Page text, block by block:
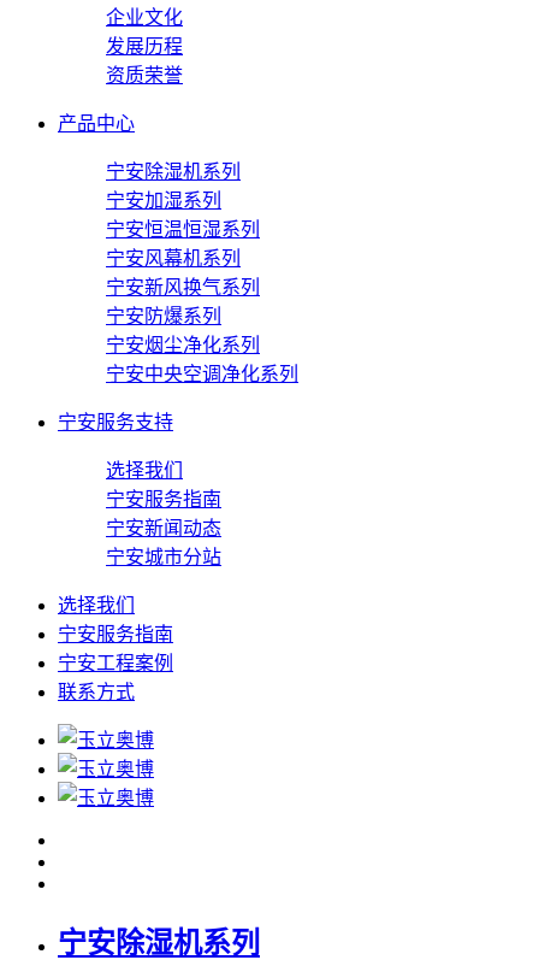
企业文化
发展历程
资质荣誉
产品中心
宁安除湿机系列
宁安加湿系列
宁安恒温恒湿系列
宁安风幕机系列
宁安新风换气系列
宁安防爆系列
宁安烟尘净化系列
宁安中央空调净化系列
宁安服务支持
选择我们
宁安服务指南
宁安新闻动态
宁安城市分站
选择我们
宁安服务指南
宁安工程案例
联系方式
宁安除湿机系列